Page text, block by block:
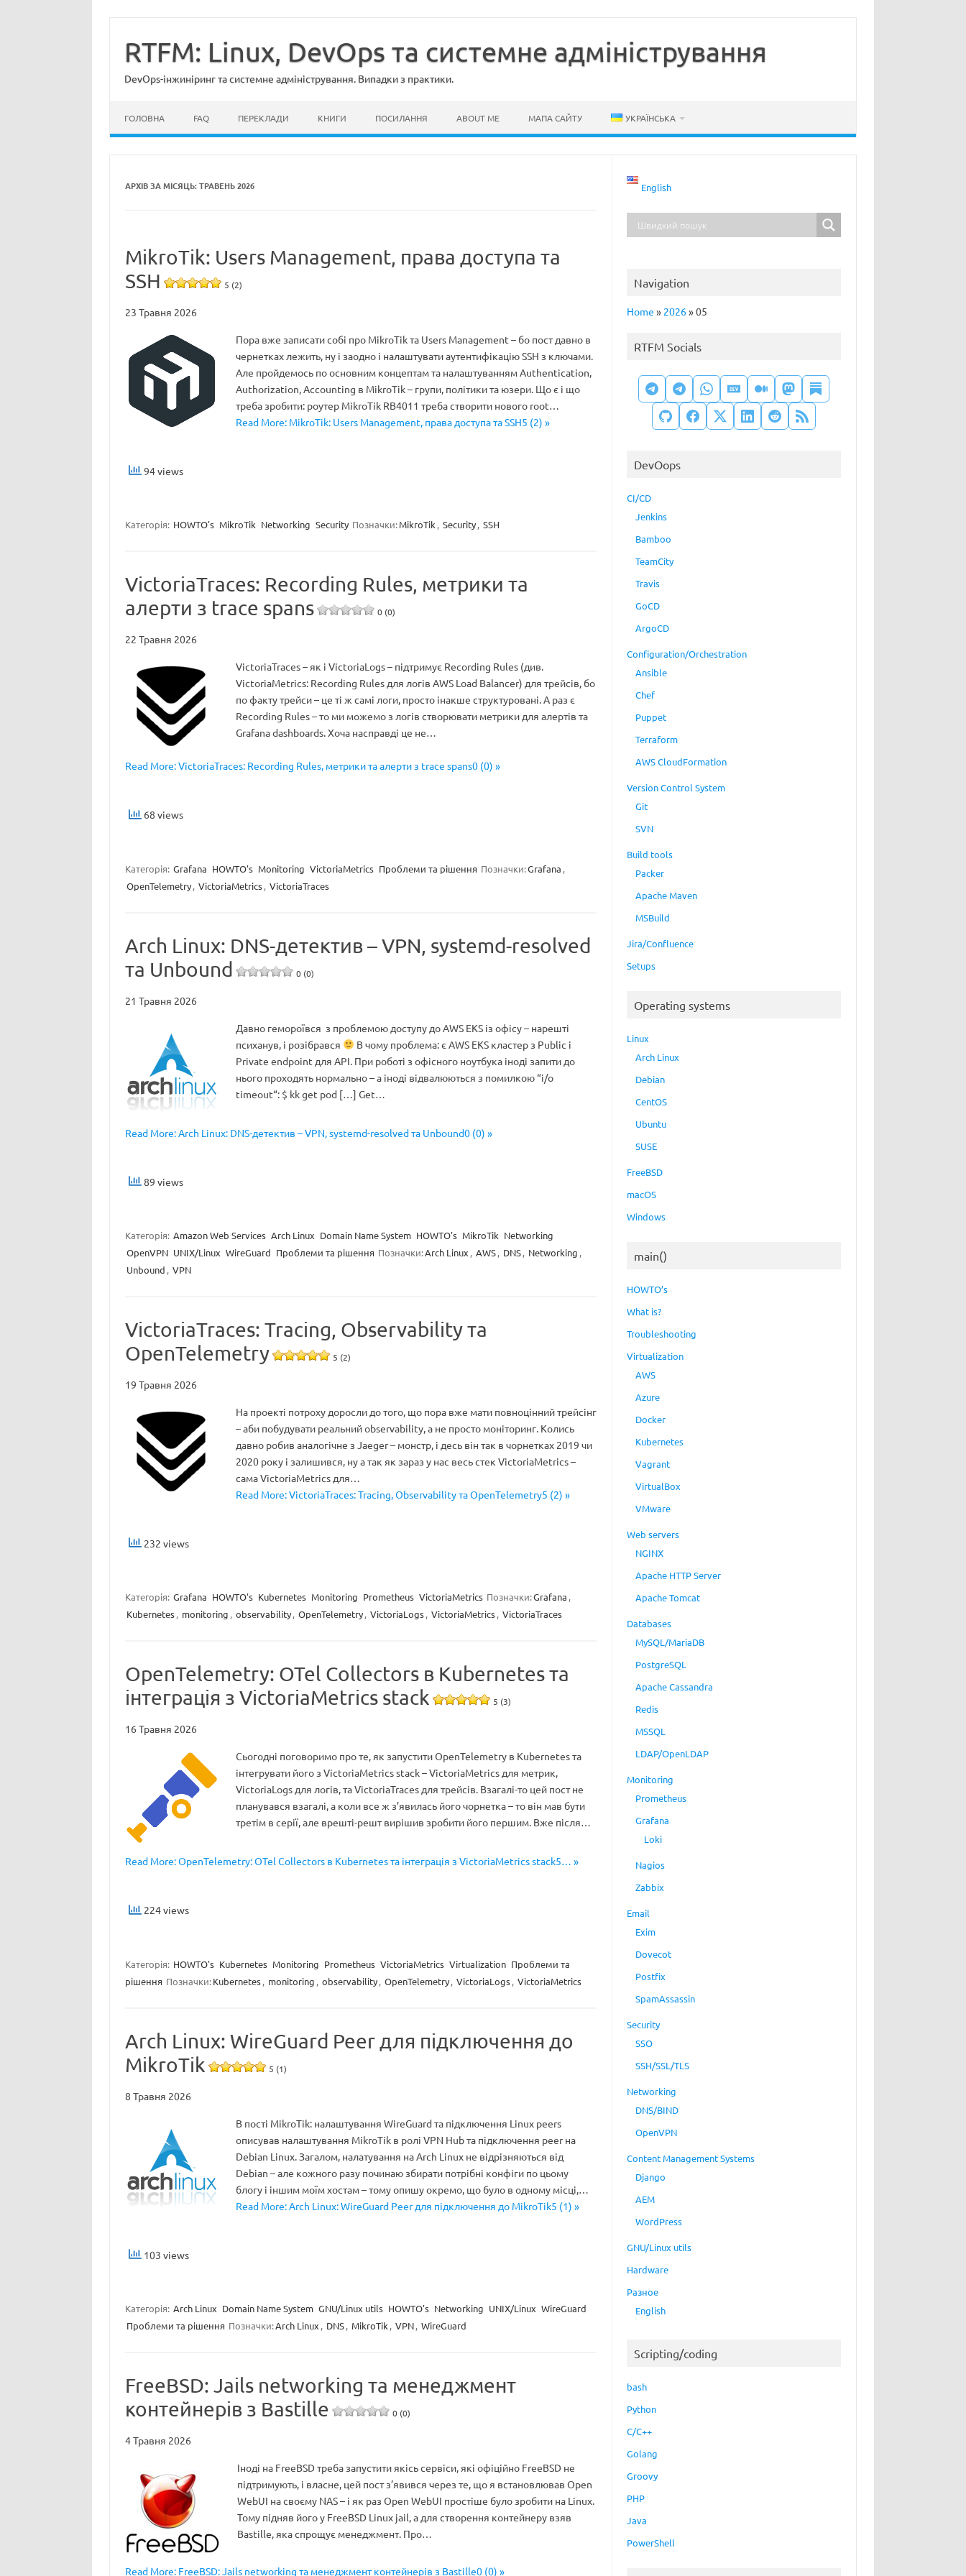
вмістуRTFM: Linux, DevOps та системне адміністрування
DevOps-інжиніринг та системне адміністрування. Випадки з практики.
ГОЛОВНА FAQ ПЕРЕКЛАДИ КНИГИ ПОСИЛАННЯ ABOUT ME МАПА САЙТУ УКРАЇНСЬКА
АРХІВ ЗА МІСЯЦЬ:ТРАВЕНЬ 2026
MikroTik: Users Management, права доступа та
SSH
5 (2)
23 Травня 2026
Пора вже записати собі про MikroTik та Users Management – бо пост давно в
чернетках лежить, ну і заодно і налаштувати аутентифікацію SSH з ключами.
Але пройдемось по основним концептам та налаштуванням Authentication,
Authorization, Accounting в MikroTik – групи, політики та юзери. Що є і що
треба зробити: роутер MikroTik RB4011 треба створити нового root…
Read More: MikroTik: Users Management, права доступа та SSH5 (2) »
94 views
Категорія: HOWTO's MikroTik Networking Security Позначки:MikroTik , Security, SSH
VictoriaTraces: Recording Rules, метрики та
алерти з trace spans
0 (0)
22 Травня 2026
VictoriaTraces – як і VictoriaLogs – підтримує Recording Rules (див.
VictoriaMetrics: Recording Rules для логів AWS Load Balancer) для трейсів, бо
по факту трейси – це ті ж самі логи, просто інакше структуровані. А раз є
Recording Rules – то ми можемо з логів створювати метрики для алертів та
Grafana dashboards. Хоча насправді це не…
Read More: VictoriaTraces: Recording Rules, метрики та алерти з trace spans0 (0) »
68 views
Категорія: Grafana HOWTO's Monitoring VictoriaMetrics Проблеми та рішення Позначки:Grafana ,
OpenTelemetry, VictoriaMetrics, VictoriaTraces
Arch Linux: DNS-детектив – VPN, systemd-resolved
та Unbound
0 (0)
21 Травня 2026
Давно гемороївся з проблемою доступу до AWS EKS із офісу – нарешті
психанув, і розібрався
В чому проблема: є AWS EKS кластер з Public і
Private endpoint для API. При роботі з офісного ноутбука іноді запити до
нього проходять нормально – а іноді відвалюються з помилкою “i/o
timeout“: $ kk get pod […] Get…
Read More: Arch Linux: DNS-детектив – VPN, systemd-resolved та Unbound0 (0) »
89 views
Категорія: Amazon Web Services Arch Linux Domain Name System HOWTO's MikroTik Networking
OpenVPN UNIX/Linux WireGuard Проблеми та рішення Позначки:Arch Linux , AWS, DNS, Networking ,
Unbound , VPN
VictoriaTraces: Tracing, Observability та
OpenTelemetry
5 (2)
19 Травня 2026
На проекті потроху доросли до того, що пора вже мати повноцінний трейсінг
– аби побудувати реальний observability, а не просто моніторинг. Колись
давно робив аналогічне з Jaeger – монстр, і десь він так в чорнетках 2019 чи
2020 року і залишився, ну а так як зараз у нас весь стек VictoriaMetrics –
сама VictoriaMetrics для…
Read More: VictoriaTraces: Tracing, Observability та OpenTelemetry5 (2) »
232 views
Категорія: Grafana HOWTO's Kubernetes Monitoring Prometheus VictoriaMetrics Позначки:Grafana ,
Kubernetes, monitoring , observability, OpenTelemetry, VictoriaLogs, VictoriaMetrics, VictoriaTraces
OpenTelemetry: OTel Collectors в Kubernetes та
інтеграція з VictoriaMetrics stack
5 (3)
16 Травня 2026
Сьогодні поговоримо про те, як запустити OpenTelemetry в Kubernetes та
інтегрувати його з VictoriaMetrics stack – VictoriaMetrics для метрик,
VictoriaLogs для логів, та VictoriaTraces для трейсів. Взагалі-то цей пост не
планувався взагалі, а коли все ж з’явилась його чорнетка – то він мав бути
третім в серії, але врешті-решт вирішив зробити його першим. Вже після…
Read More: OpenTelemetry: OTel Collectors в Kubernetes та інтеграція з VictoriaMetrics stack5… »
224 views
Категорія: HOWTO's Kubernetes Monitoring Prometheus VictoriaMetrics Virtualization Проблеми та
рішення Позначки:Kubernetes, monitoring , observability, OpenTelemetry, VictoriaLogs, VictoriaMetrics
Arch Linux: WireGuard Peer для підключення до
MikroTik
5 (1)
8 Травня 2026
В пості MikroTik: налаштування WireGuard та підключення Linux peers
описував налаштування MikroTik в ролі VPN Hub та підключення peer на
Debian Linux. Загалом, налатування на Arch Linux не відрізняються від
Debian – але кожного разу починаю збирати потрібні конфіги по цьому
блогу і іншим моїм хостам – тому опишу окремо, що було в одному місці,…
Read More: Arch Linux: WireGuard Peer для підключення до MikroTik5 (1) »
103 views
Категорія: Arch Linux Domain Name System GNU/Linux utils HOWTO's Networking UNIX/Linux WireGuard
Проблеми та рішення Позначки:Arch Linux , DNS, MikroTik , VPN, WireGuard
FreeBSD: Jails networking та менеджмент
контейнерів з Bastille
0 (0)
4 Травня 2026
Іноді на FreeBSD треба запустити якісь сервіси, які офіційно FreeBSD не
підтримують, і власне, цей пост з’явився через те, що я встановлював Open
WebUI на своєму NAS – і як раз Open WebUI простіше було зробити на Linux.
Тому підняв його у FreeBSD Linux jail, а для створення контейнеру взяв
Bastille, яка спрощує менеджмент. Про…
Read More: FreeBSD: Jails networking та менеджмент контейнерів з Bastille0 (0) »
English
Navigation
Home » 2026»05
RTFM Socials
DevOops
CI/CD
Jenkins
Bamboo
TeamCity
Travis
GoCD
ArgoCD
Configuration/Orchestration
Ansible
Chef
Puppet
Terraform
AWS CloudFormation
Version Control System
Git
SVN
Build tools
Packer
Apache Maven
MSBuild
Jira/Confluence
Setups
Operating systems
Linux
Arch Linux
Debian
CentOS
Ubuntu
SUSE
FreeBSD
macOS
Windows
main()
HOWTO’s
What is?
Troubleshooting
Virtualization
AWS
Azure
Docker
Kubernetes
Vagrant
VirtualBox
VMware
Web servers
NGINX
Apache HTTP Server
Apache Tomcat
Databases
MySQL/MariaDB
PostgreSQL
Apache Cassandra
Redis
MSSQL
LDAP/OpenLDAP
Monitoring
Prometheus
Grafana
Loki
Nagios
Zabbix
Email
Exim
Dovecot
Postfix
SpamAssassin
Security
SSO
SSH/SSL/TLS
Networking
DNS/BIND
OpenVPN
Content Management Systems
Django
AEM
WordPress
GNU/Linux utils
Hardware
Разное
English
Scripting/coding
bash
Python
C/C++
Golang
Groovy
PHP
Java
PowerShell